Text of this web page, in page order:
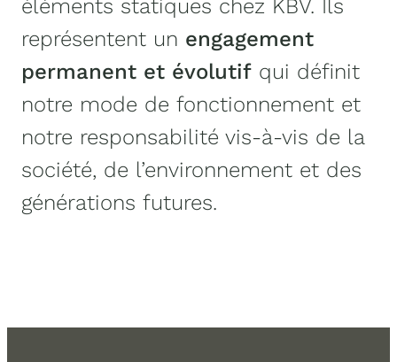
éléments statiques chez KBV. Ils
représentent un engagement
permanent et évolutif qui définit
notre mode de fonctionnement et
notre responsabilité vis-à-vis de la
société, de l’environnement et des
générations futures.